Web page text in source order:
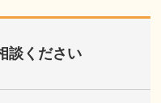
談ください